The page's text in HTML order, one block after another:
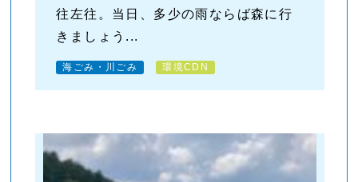
往左往。当日、多少の雨ならば森に行
きましょう...
海ごみ・川ごみ 環境CDN